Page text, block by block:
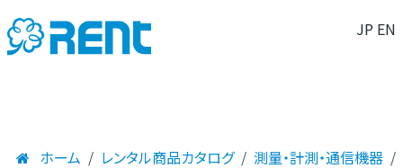
JP EN
ホーム レンタル商品カタログ 測量・計測・通信機器